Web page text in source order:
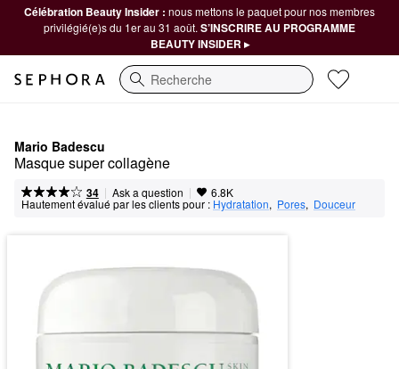
Célébration Beauty Insider : nous mettons le paquet pour nos membres
privilégié(e)s du 1er au 31 août. S’INSCRIRE AU PROGRAMME
BEAUTY INSIDER ▸
Recherche
Mario Badescu
Masque super collagène
34 | Ask a question | 6.8K
Hautement évalué par les clients pour : Hydratation, Pores, Douceur